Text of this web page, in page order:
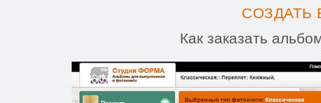
СОЗДАТЬ
Как заказать